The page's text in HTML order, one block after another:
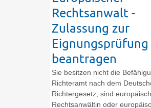
Rechtsanwalt -
Zulassung zur
Eignungsprüfung
beantragen
Sie besitzen nicht die
Richteramt nach dem
Richtergesetz, sind
Rechtsanwältin oder